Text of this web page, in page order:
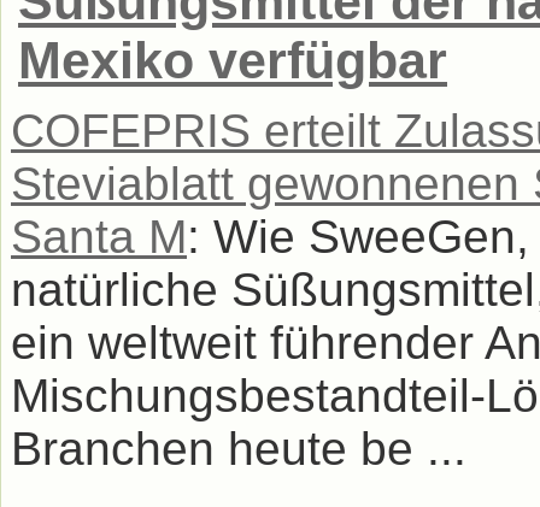
Mexiko verfügbar
COFEPRIS erteilt
Steviablatt
Santa M: Wie
natürliche
ein weltweit führender
Mischungsbestandteil-
Branchen heute be ...